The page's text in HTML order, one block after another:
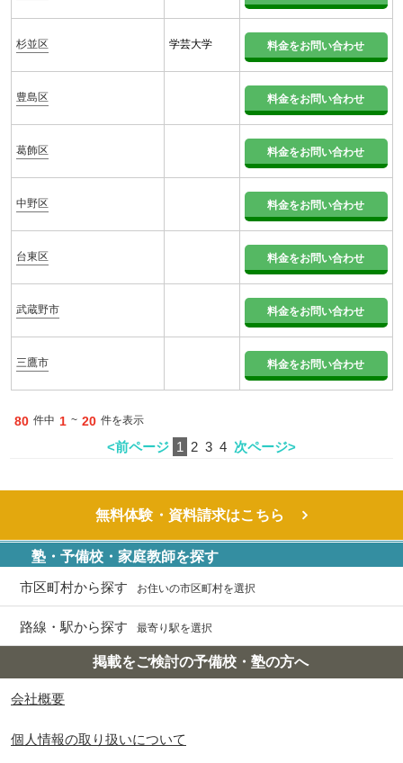
杉並区 学芸大学 料金をお問い合わせ
豊島区 料金をお問い合わせ
葛飾区 料金をお問い合わせ
中野区 料金をお問い合わせ
台東区 料金をお問い合わせ
武蔵野市 料金をお問い合わせ
三鷹市 料金をお問い合わせ
80 件中 1 ~ 20 件を表示
<前ページ 1 2 3 4 次ページ>
無料体験・資料請求はこちら
塾・予備校・家庭教師を探す
市区町村から探す お住いの市区町村を選択
路線・駅から探す 最寄り駅を選択
掲載をご検討の予備校・塾の方へ
会社概要
個人情報の取り扱いについて